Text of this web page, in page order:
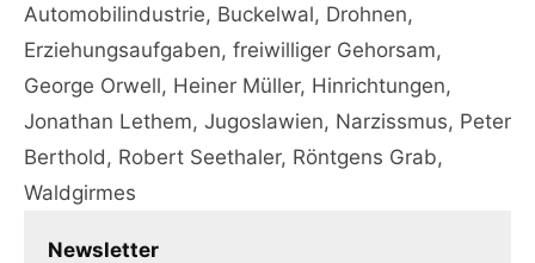
Automobilindustrie, Buckelwal, Drohnen,
Erziehungsaufgaben, freiwilliger Gehorsam,
George Orwell, Heiner Müller, Hinrichtungen,
Jonathan Lethem, Jugoslawien, Narzissmus, Peter
Berthold , Robert Seethaler, Röntgens Grab,
Waldgirmes
Newsletter